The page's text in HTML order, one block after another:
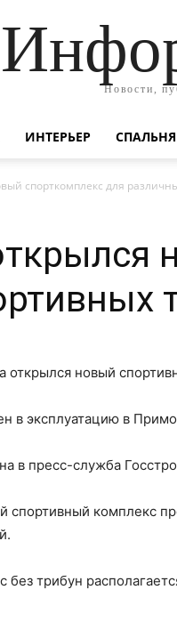
Новости,
ИНТЕРЬЕР СПАЛЬНЯ
спорткомплекс для
открылся новый
в эксплуатацию в
в пресс-служба
комплекс
без трибун